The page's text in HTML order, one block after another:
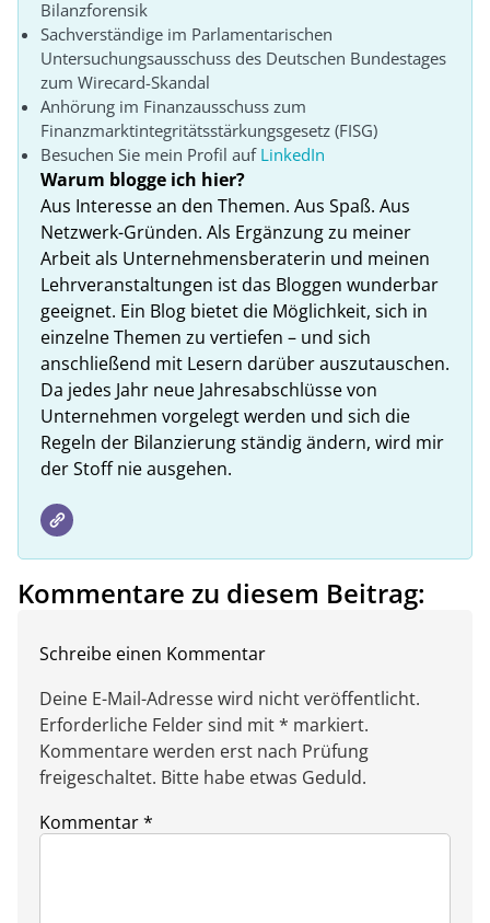
Bilanzforensik
Sachverständige im Parlamentarischen
Untersuchungsausschuss des Deutschen Bundestages
zum Wirecard-Skandal
Anhörung im Finanzausschuss zum
Finanzmarktintegritätsstärkungsgesetz (FISG)
Besuchen Sie mein Profil auf LinkedIn
Warum blogge ich hier?
Aus Interesse an den Themen. Aus Spaß. Aus
Netzwerk-Gründen. Als Ergänzung zu meiner
Arbeit als Unternehmensberaterin und meinen
Lehrveranstaltungen ist das Bloggen wunderbar
geeignet. Ein Blog bietet die Möglichkeit, sich in
einzelne Themen zu vertiefen – und sich
anschließend mit Lesern darüber auszutauschen.
Da jedes Jahr neue Jahresabschlüsse von
Unternehmen vorgelegt werden und sich die
Regeln der Bilanzierung ständig ändern, wird mir
der Stoff nie ausgehen.
Kommentare zu diesem Beitrag:
Schreibe einen Kommentar
Deine E-Mail-Adresse wird nicht veröffentlicht.
Erforderliche Felder sind mit * markiert.
Kommentare werden erst nach Prüfung
freigeschaltet. Bitte habe etwas Geduld.
Kommentar*